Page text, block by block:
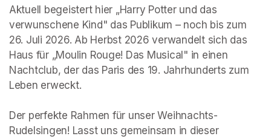
Aktuell begeistert hier „Harry Potter und das
verwunschene Kind" das Publikum – noch bis zum
26. Juli 2026. Ab Herbst 2026 verwandelt sich das
Haus für „Moulin Rouge! Das Musical" in einen
Nachtclub, der das Paris des 19. Jahrhunderts zum
Leben erweckt.
Der perfekte Rahmen für unser Weihnachts-
Rudelsingen! Lasst uns gemeinsam in dieser